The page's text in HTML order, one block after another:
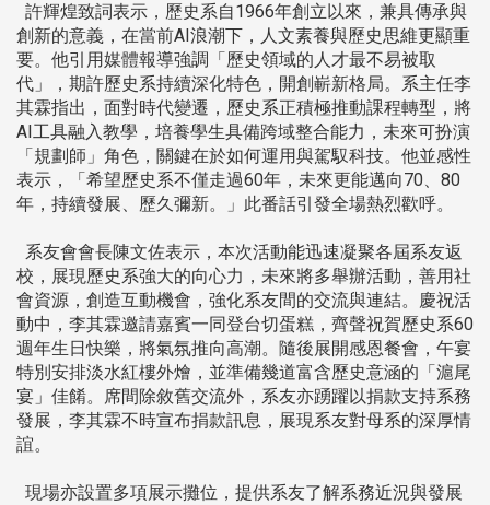
許輝煌致詞表示，歷史系自1966年創立以來，兼具傳承與
創新的意義，在當前AI浪潮下，人文素養與歷史思維更顯重
要。他引用媒體報導強調「歷史領域的人才最不易被取
代」，期許歷史系持續深化特色，開創嶄新格局。系主任李
其霖指出，面對時代變遷，歷史系正積極推動課程轉型，將
AI工具融入教學，培養學生具備跨域整合能力，未來可扮演
「規劃師」角色，關鍵在於如何運用與駕馭科技。他並感性
表示，「希望歷史系不僅走過60年，未來更能邁向70、80
年，持續發展、歷久彌新。」此番話引發全場熱烈歡呼。
系友會會長陳文佐表示，本次活動能迅速凝聚各屆系友返
校，展現歷史系強大的向心力，未來將多舉辦活動，善用社
會資源，創造互動機會，強化系友間的交流與連結。慶祝活
動中，李其霖邀請嘉賓一同登台切蛋糕，齊聲祝賀歷史系60
週年生日快樂，將氣氛推向高潮。隨後展開感恩餐會，午宴
特別安排淡水紅樓外燴，並準備幾道富含歷史意涵的「滬尾
宴」佳餚。席間除敘舊交流外，系友亦踴躍以捐款支持系務
發展，李其霖不時宣布捐款訊息，展現系友對母系的深厚情
誼。
現場亦設置多項展示攤位，提供系友了解系務近況與發展